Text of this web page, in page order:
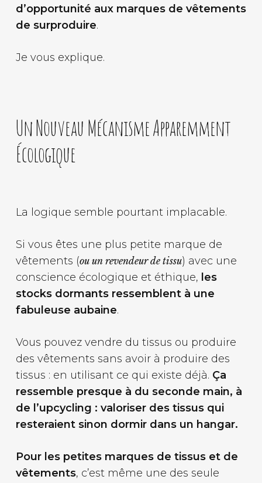
d’opportunité aux marques de vêtements
de surproduire.
Je vous explique.
Un Nouveau Mécanisme Apparemment
Écologique
La logique semble pourtant implacable.
Si vous êtes une plus petite marque de
vêtements (ou un revendeur de tissu) avec une
conscience écologique et éthique, les
stocks dormants ressemblent à une
fabuleuse aubaine.
Vous pouvez vendre du tissus ou produire
des vêtements sans avoir à produire des
tissus : en utilisant ce qui existe déjà. Ça
ressemble presque à du seconde main, à
de l’upcycling : valoriser des tissus qui
resteraient sinon dormir dans un hangar.
Pour les petites marques de tissus et de
vêtements, c’est même une des seule